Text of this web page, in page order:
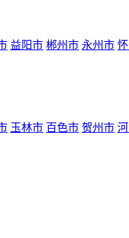
益阳市 郴州市 永州市
玉林市 百色市 贺州市